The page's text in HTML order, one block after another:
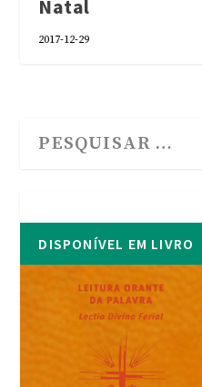
Natal
2017-12-29
DISPONÍVEL EM LIVRO